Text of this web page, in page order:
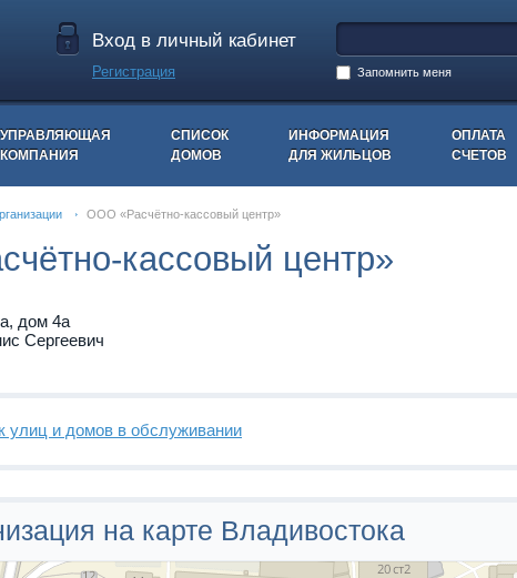
Вход в личный кабинет
Регистрация Запомнить меня
УПРАВЛЯЮЩАЯ
КОМПАНИЯ
СПИСОК
ДОМОВ
ИНФОРМАЦИЯ
ДЛЯ ЖИЛЬЦОВ
ОПЛАТА
СЧЕТОВ
ООО «Расчётно-кассовый центр»
кассовый центр»
дом 4а
Сергеевич
улиц и домов в обслуживании
50 56
на карте Владивостока